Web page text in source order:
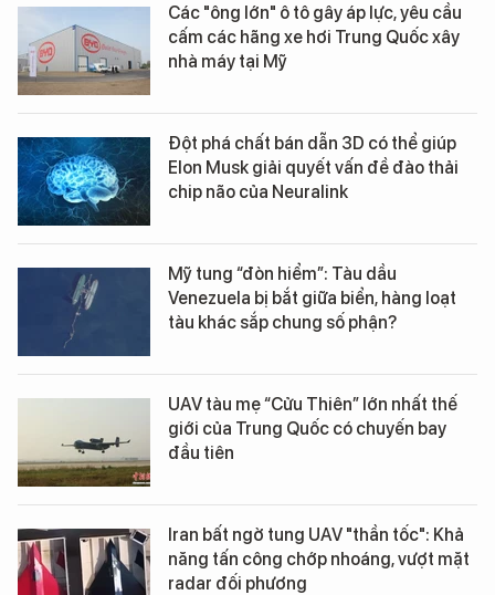
Các "ông lớn" ô tô gây áp lực, yêu cầu
cấm các hãng xe hơi Trung Quốc xây
nhà máy tại Mỹ
Đột phá chất bán dẫn 3D có thể giúp
Elon Musk giải quyết vấn đề đào thải
chip não của Neuralink
Mỹ tung “đòn hiểm”: Tàu dầu
Venezuela bị bắt giữa biển, hàng loạt
tàu khác sắp chung số phận?
UAV tàu mẹ “Cửu Thiên” lớn nhất thế
giới của Trung Quốc có chuyến bay
đầu tiên
Iran bất ngờ tung UAV "thần tốc": Khả
năng tấn công chớp nhoáng, vượt mặt
radar đối phương